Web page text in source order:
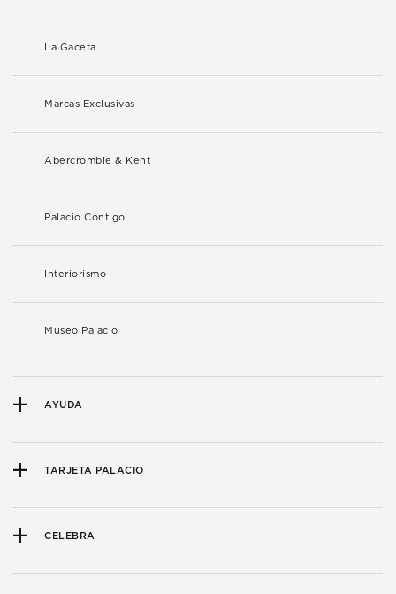
La Gaceta
Marcas Exclusivas
Abercrombie & Kent
Palacio Contigo
Interiorismo
Museo Palacio
AYUDA
TARJETA PALACIO
CELEBRA